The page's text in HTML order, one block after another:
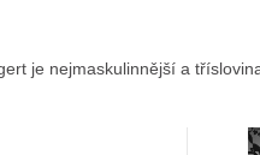
je nejmaskulinnější a